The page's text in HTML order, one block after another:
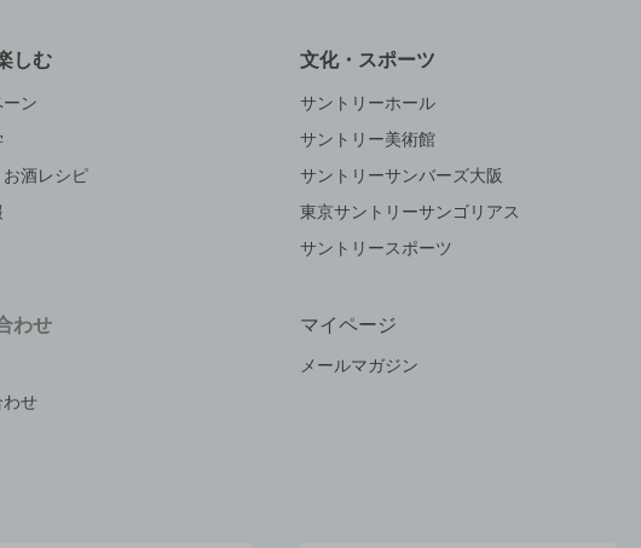
しむ
ン
酒レシピ
文化・スポーツ
サントリーホール
サントリー美術館
サントリーサンバーズ大阪
東京サントリーサンゴリアス
サントリースポーツ
わせ
わせ
マイページ
メールマガジン